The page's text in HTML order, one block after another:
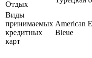
Отдых
Виды
принимаемых
кредитных
карт
American
Bleue